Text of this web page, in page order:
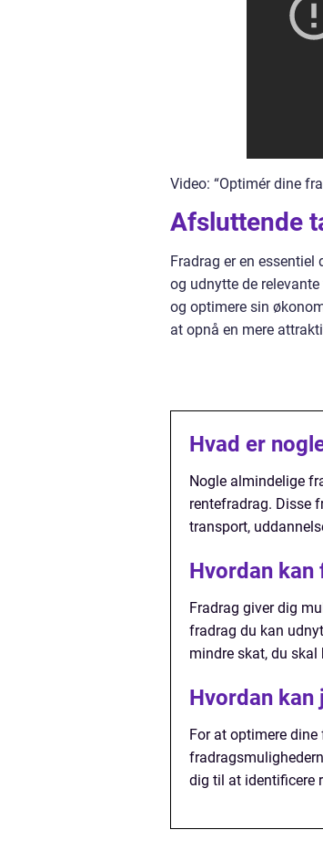
Video: “Optimér dine
Afsluttende
Fradrag er en
og udnytte de
og optimere sin
at opnå en mere
Hvad er
Nogle almindelige
rentefradrag. Disse
transport,
Hvordan
Fradrag giver dig
fradrag du kan
mindre skat, du skal
Hvordan
For at optimere
dig til at identificere